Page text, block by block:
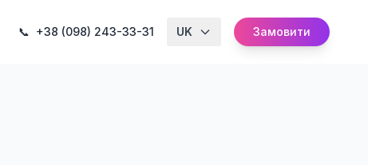
📞 +38 (098) 243-33-31 UK Замовити